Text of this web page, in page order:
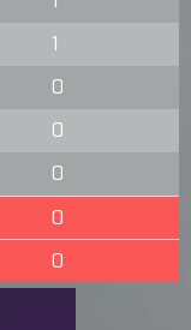
1
0
0
0
0
0